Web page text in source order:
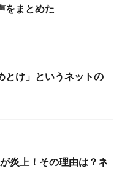
をまとめた
とけ」というネットの
炎上！その理由は？ネ